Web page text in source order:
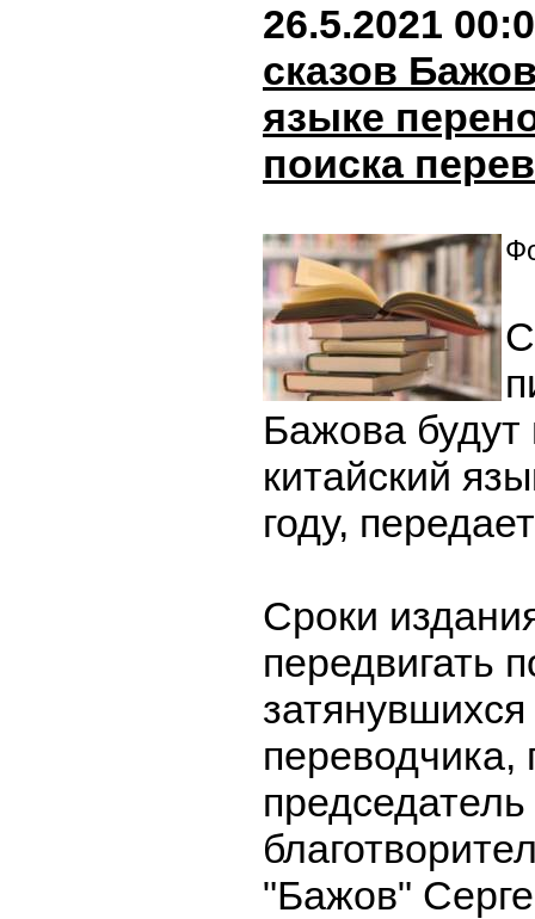
26.5.2021
сказов
языке
поиска
Бажова
китайский
году,
Сроки
передвигать
переводчика,
"Бажов"